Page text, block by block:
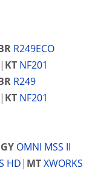
R249ECO
| KT NF201
R249
| KT NF201
GY OMNI MSS II
HD| MTXWORKS